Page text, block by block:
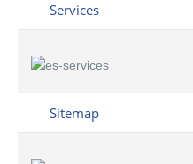
Services
Sitemap